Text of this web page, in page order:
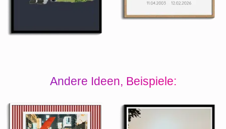
Andere Ideen, Beispiele: